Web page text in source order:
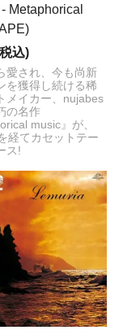
Metaphorical
込)
愛され、今も尚新
を獲得し続ける稀
メイカー、nujabes
の名作
music』が、
経てカセットテー
ス!